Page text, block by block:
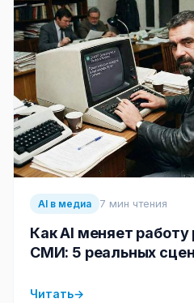
AI в медиа 7 мин чтения
Как AI меняет работу
СМИ: 5 реальных
Читать